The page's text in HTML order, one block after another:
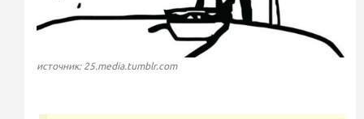
источник: 25.media.tumblr.com